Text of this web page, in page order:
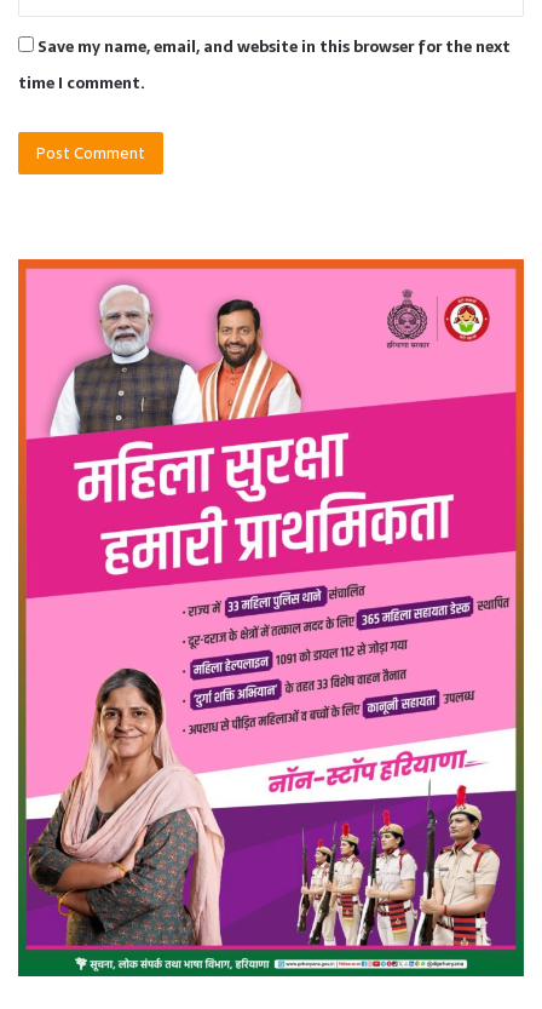
Save my name, email, and website in this browser for the next
time I comment.